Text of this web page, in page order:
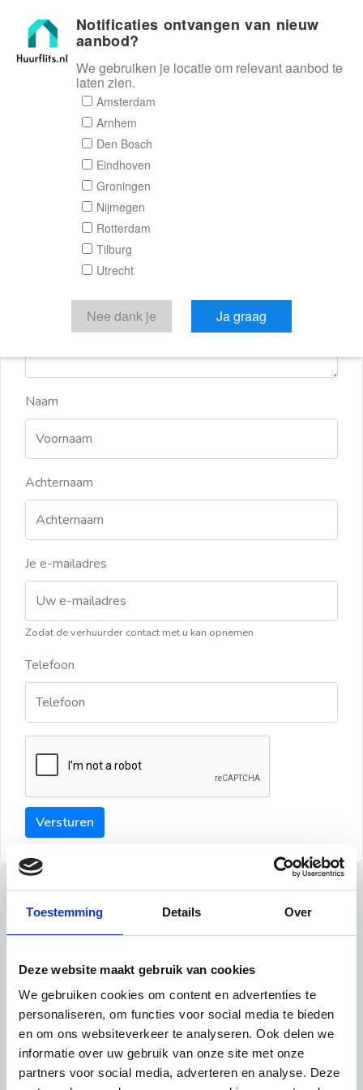
Toestemming Details Over
Deze website maakt gebruik van cookies
We gebruiken cookies om content en advertenties te
personaliseren, om functies voor social media te bieden
en om ons websiteverkeer te analyseren. Ook delen we
informatie over uw gebruik van onze site met onze
partners voor social media, adverteren en analyse. Deze
Huurflits
Reactieformulier
Huurflits
Verstuur je bericht
Door een bericht te sturen kom je in contact met de
aanbieder of makelaar van de woning.
Naam
Achternaam
Je e-mailadres
Zodat de verhuurder contact met u kan opnemen
Telefoon
Versturen
Tips
Tip 1:
Schrijf een duidelijke introductie en geef de volgende
informatie mee:
Ben je student, werkachtig of werkzoekend
Notificaties ontvangen van nieuw
aanbod?
We gebruiken je locatie om relevant aanbod te
laten zien.
Amsterdam
Arnhem
Den Bosch
Eindhoven
Groningen
Nijmegen
Rotterdam
Tilburg
Utrecht
Nee dank je Ja graag